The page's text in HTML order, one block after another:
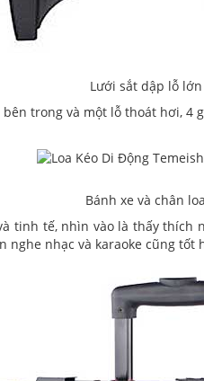
Lưới sắt dập lỗ lớn
trong và một lỗ thoát hơi,
Bánh xe và chân loa
tinh tế, nhìn vào là thấy thích
nhạc và karaoke cũng tốt